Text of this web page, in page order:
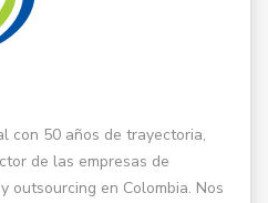
con 50 años de trayectoria,
de las empresas de
outsourcing en Colombia. Nos